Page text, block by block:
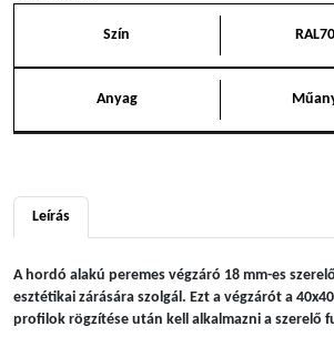
Szín
Anyag
Leírás
A hordó alakú peremes végzáró 18 mm-es
esztétikai zárására szolgál. Ezt a végzárót a
profilok rögzítése után kell alkalmazni a szerelő